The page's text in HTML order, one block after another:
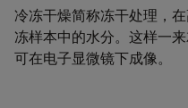
冷冻干燥简称冻干处理，
冻样本中的水分。这样一
可在电子显微镜下成像。